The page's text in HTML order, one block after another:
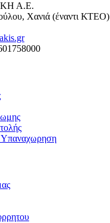
Α.Ε.
Χανιά (έναντι ΚΤΕΟ)
Υπαναχωρηση